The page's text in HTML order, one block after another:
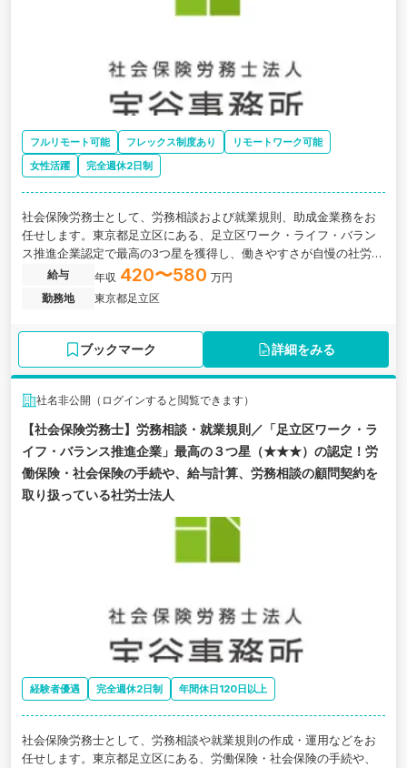
フルリモート可能 フレックス制度あり
リモートワーク可能
女性活躍
完全週休2日制
社会保険労務士として、労務相談および就業規則、助成金業務をお
任せします。東京都足立区にある、足立区ワーク・ライフ・バラン
ス推進企業認定で最高の3つ星を獲得し、働きやすさが自慢の社労士
事務所の求人です。
給与 年収 420〜580 万円
勤務地
東京都足立区
ブックマーク 詳細をみる
社名非公開（ログインすると閲覧できます）
【社会保険労務士】労務相談・就業規則／「足立区ワーク・ラ
イフ・バランス推進企業」最高の３つ星（★★★）の認定！労
働保険・社会保険の手続や、給与計算、労務相談の顧問契約を
取り扱っている社労士法人
経験者優遇 完全週休2日制 年間休日120日以上
社会保険労務士として、労務相談や就業規則の作成・運用などをお
任せします。東京都足立区にある、労働保険・社会保険の手続や、